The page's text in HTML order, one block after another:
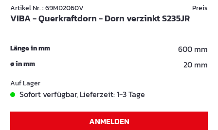
Artikel Nr. : 69MD2060V
VIBA - Querkraftdorn - Dorn verzinkt S235JR
Preis
Länge in mm 600 mm
ø in mm 20 mm
Auf Lager
Sofort verfügbar, Lieferzeit: 1-3 Tage
ANMELDEN